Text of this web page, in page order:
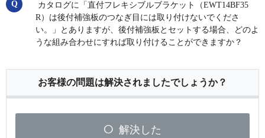
カタログに「直付フレキシブルブラケット（EWT14BF35
R）は後付補強板のつなぎ目には取り付けないでくださ
い。」とありますが、後付補強板とセットする場合、どのよ
うな組み合わせにすれば取り付けることができますか？
お客様の問題は解決されましたでしょうか？
解決した